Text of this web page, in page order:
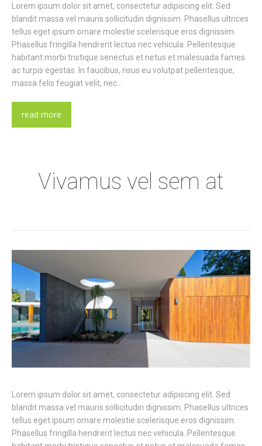
Lorem ipsum dolor sit amet, consectetur adipiscing elit. Sed
blandit massa vel mauris sollicitudin dignissim. Phasellus ultrices
tellus eget ipsum ornare molestie scelerisque eros dignissim.
Phasellus fringilla hendrerit lectus nec vehicula. Pellentesque
habitant morbi tristique senectus et netus et malesuada fames
ac turpis egestas. In faucibus, risus eu volutpat pellentesque,
massa felis feugiat velit, nec…
read more
Vivamus vel sem at
Lorem ipsum dolor sit amet, consectetur adipiscing elit. Sed
blandit massa vel mauris sollicitudin dignissim. Phasellus ultrices
tellus eget ipsum ornare molestie scelerisque eros dignissim.
Phasellus fringilla hendrerit lectus nec vehicula. Pellentesque